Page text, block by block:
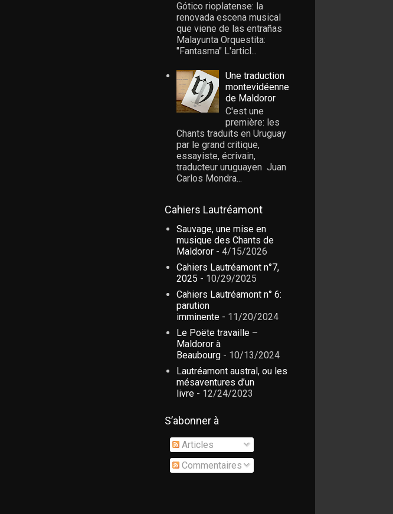
Gótico rioplatense: la
renovada escena musical
que viene de las entrañas
Malayunta Orquestita:
"Fantasma" L'articl...
Une traduction
montevidéenne
de Maldoror
C'est une
première: les
Chants traduits en Uruguay
par le grand critique,
essayiste, écrivain,
traducteur uruguayen Juan
Carlos Mondra...
Cahiers Lautréamont
Sauvage, une mise en
musique des Chants de
Maldoror - 4/15/2026
Cahiers Lautréamont n°7,
2025 - 10/29/2025
Cahiers Lautréamont n° 6:
parution
imminente - 11/20/2024
Le Poëte travaille –
Maldoror à
Beaubourg - 10/13/2024
Lautréamont austral, ou les
mésaventures d’un
livre - 12/24/2023
S’abonner à
Articles
Commentaires